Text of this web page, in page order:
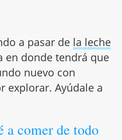
a pasar de la leche
en donde tendrá que
nuevo con
explorar. Ayúdale a
a comer de todo